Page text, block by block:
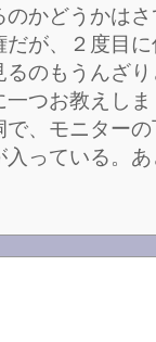
のかどうかは
だが、２度目
のもうんざ
つお教えし
、モニター
入っている。